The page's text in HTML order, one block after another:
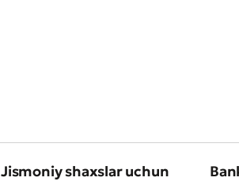
Jismoniy shaxslar uchun